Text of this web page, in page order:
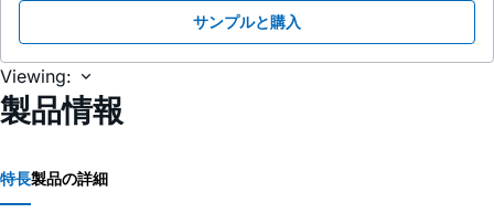
サンプルと購入
Viewing:
製品情報
特長製品の詳細